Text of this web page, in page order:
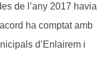
de l’any 2017 havia
ha comptat amb
d’Enlairem i